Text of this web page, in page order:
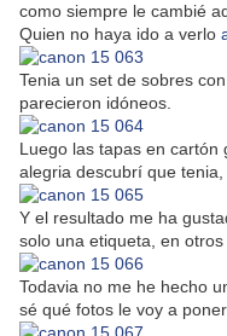
como siempre le cambié
Quien no haya ido a verlo
Tenia un set de sobres
parecieron idóneos.
Luego las tapas en cartón
alegria descubrí que
Y el resultado me ha
solo una etiqueta, en
Todavia no me he hecho
sé qué fotos le voy a poner